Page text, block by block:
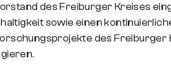
des Freiburger Kreises
sowie einen
des Freiburger